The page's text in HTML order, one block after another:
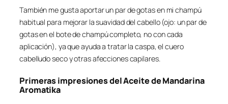
También me gusta aportar un par de gotas en mi champú
habitual para mejorar la suavidad del cabello (ojo: un par de
gotas en el bote de champú completo, no con cada
aplicación), ya que ayuda a tratar la caspa, el cuero
cabelludo seco y otras afecciones capilares.
Primeras impresiones del Aceite de Mandarina
Aromatika